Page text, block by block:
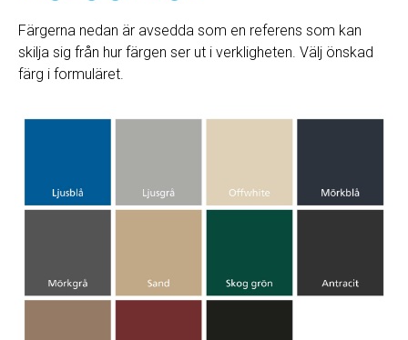
Färgerna nedan är avsedda som en referens som kan
skilja sig från hur färgen ser ut i verkligheten. Välj önskad
färg i formuläret.